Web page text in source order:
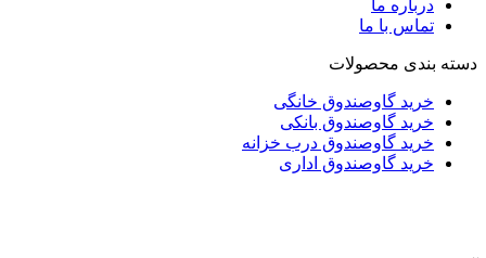
درباره ما
تماس با ما
دسته بندی محصولات
خرید گاوصندوق خانگی
خرید گاوصندوق بانکی
خرید گاوصندوق درب خزانه
خرید گاوصندوق اداری